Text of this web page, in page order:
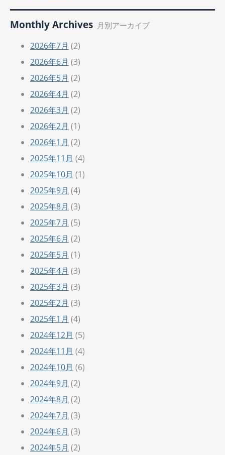
Monthly Archives 月別アーカイブ
2026年7月 (2)
2026年6月 (3)
2026年5月 (2)
2026年4月 (2)
2026年3月 (2)
2026年2月 (1)
2026年1月 (2)
2025年11月 (4)
2025年10月 (1)
2025年9月 (4)
2025年8月 (3)
2025年7月 (5)
2025年6月 (2)
2025年5月 (1)
2025年4月 (3)
2025年3月 (3)
2025年2月 (3)
2025年1月 (4)
2024年12月 (5)
2024年11月 (4)
2024年10月 (6)
2024年9月 (2)
2024年8月 (2)
2024年7月 (3)
2024年6月 (3)
2024年5月 (2)